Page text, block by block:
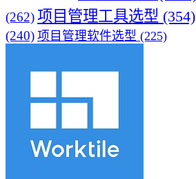
(262)项目管理工具选型 (354)
(240) 项目管理软件选型 (225)